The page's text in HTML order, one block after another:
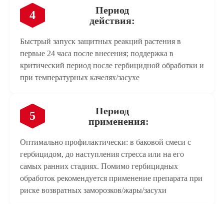
4
Период
действия:
Быстрый запуск защитных реакций растения в
первые 24 часа после внесения; поддержка в
критический период после гербицидной обработки и
при температурных качелях/засухе
5
Период
применения:
Оптимально профилактически: в баковой смеси с
гербицидом, до наступления стресса или на его
самых ранних стадиях. Помимо гербицидных
обработок рекомендуется применение препарата при
риске возвратных заморозков/жары/засухи
Нажимая кнопку «отправить», вы соглашаетесь с
Нажимая кнопку «отправить», вы соглашаетесь с
Нажимая кнопку «отправить», вы соглашаетесь с
Нажимая кнопку «отправить», вы соглашаетесь сусловиями
использования и обработкой персональных данных.
Отправить
использования и обработкой персональных данных.
использования и обработкой персональных данных.
Нажимая кнопку «отправить», вы соглашаетесь с
Нажимая кнопку «отправить», вы соглашаетесь с
Нажимая кнопку «отправить», вы соглашаетесь с
Нажимая кнопку «отправить», вы соглашаетесь с
использования и обработкой персональных данных.